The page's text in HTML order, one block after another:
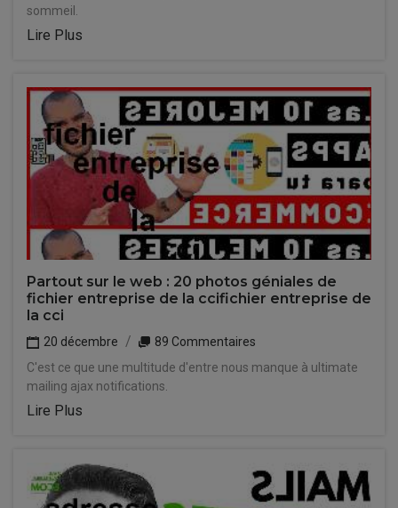
sommeil.
Lire Plus
Partout sur le web : 20 photos géniales de
fichier entreprise de la ccifichier entreprise de
la cci
20 décembre
89 Commentaires
C'est ce que une multitude d'entre nous manque à ultimate
mailing ajax notifications.
Lire Plus